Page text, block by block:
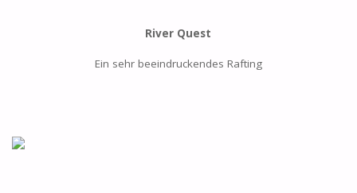
River Quest
Ein sehr beeindruckendes Rafting